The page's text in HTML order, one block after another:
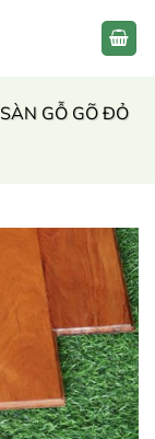
SÀN GỖ GÕ ĐỎ